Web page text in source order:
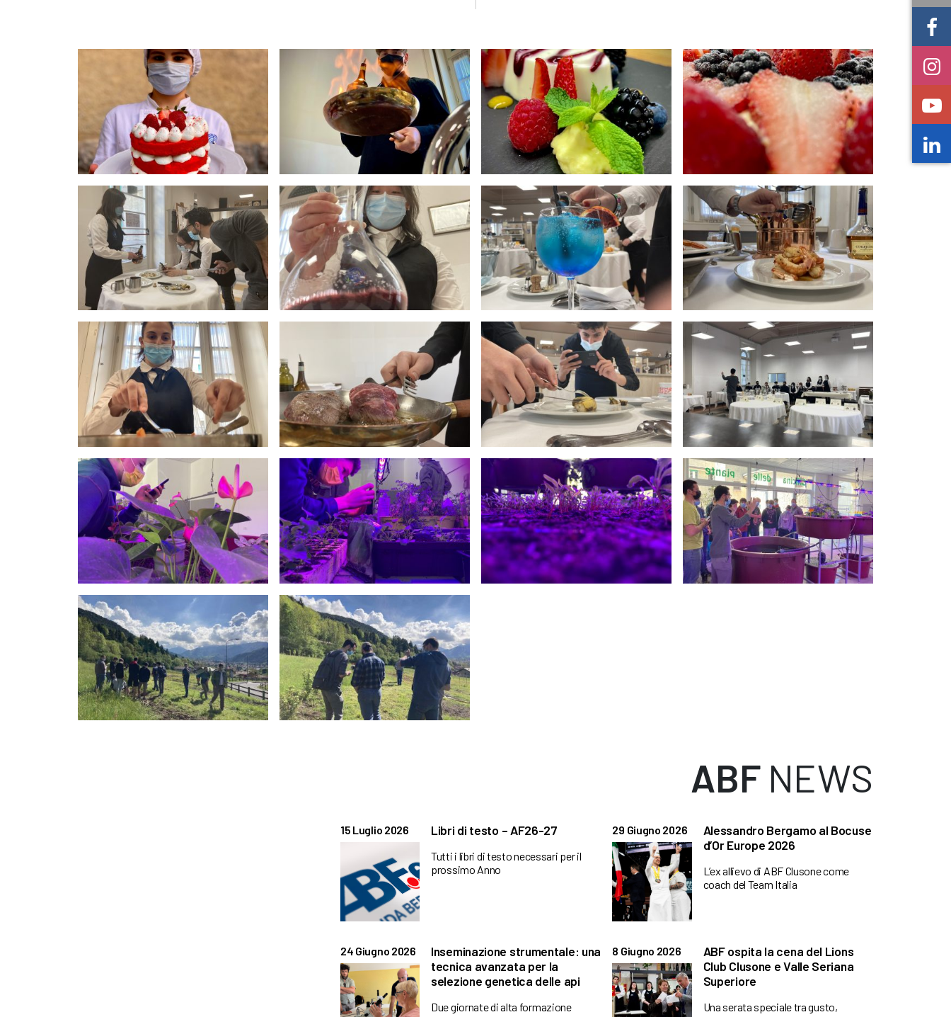
ABFNEWS
15 Luglio 2026 Libri di testo – AF26-27
Tutti i libri di testo necessari per il
prossimo Anno
29 Giugno 2026
Alessandro Bergamo al Bocuse
d’Or Europe 2026
L’ex allievo di ABF Clusone come
coach del Team Italia
24 Giugno 2026
Inseminazione strumentale: una
tecnica avanzata per la
selezione genetica delle api
Due giornate di alta formazione
8 Giugno 2026
ABF ospita la cena del Lions
Club Clusone e Valle Seriana
Superiore
Una serata speciale tra gusto,